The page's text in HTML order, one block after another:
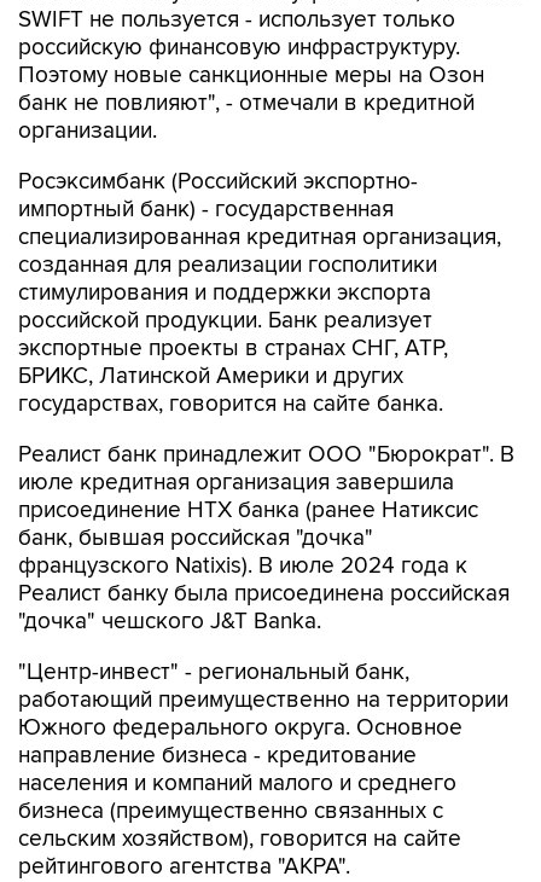
SWIFT не пользуется - использует только
российскую финансовую инфраструктуру.
Поэтому новые санкционные меры на Озон
банк не повлияют", - отмечали в кредитной
организации.
Росэксимбанк (Российский экспортно-
импортный банк) - государственная
специализированная кредитная организация,
созданная для реализации госполитики
стимулирования и поддержки экспорта
российской продукции. Банк реализует
экспортные проекты в странах СНГ, АТР,
БРИКС, Латинской Америки и других
государствах, говорится на сайте банка.
Реалист банк принадлежит ООО "Бюрократ". В
июле кредитная организация завершила
присоединение НТХ банка (ранее Натиксис
банк, бывшая российская "дочка"
французского Natixis). В июле 2024 года к
Реалист банку была присоединена российская
"дочка" чешского J&T Banka.
"Центр-инвест" - региональный банк,
работающий преимущественно на территории
Южного федерального округа. Основное
направление бизнеса - кредитование
населения и компаний малого и среднего
бизнеса (преимущественно связанных с
сельским хозяйством), говорится на сайте
рейтингового агентства "АКРА".